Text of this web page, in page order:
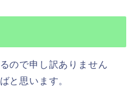
ので申し訳ありません
と思います。